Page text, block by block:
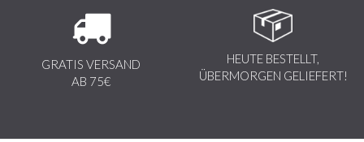
GRATIS VERSAND
AB 75€
HEUTE BESTELLT,
ÜBERMORGEN GELIEFERT!